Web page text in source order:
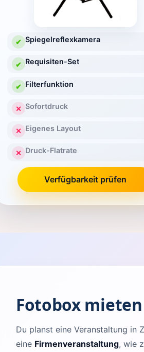
✔ Spiegelreflexkamera
✔ Requisiten-Set
✔ Filterfunktion
✕ Sofortdruck
✕ Eigenes Layout
✕ Druck-Flatrate
Verfügbarkeit prüfen
Fotobox
Du planst eine Veranstaltung in
eine Firmenveranstaltung, wie